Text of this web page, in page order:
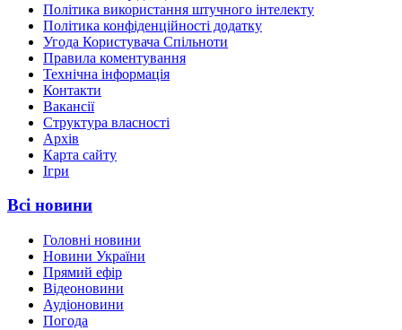
Політика використання штучного інтелекту
Політика конфіденційності додатку
Угода Користувача Спільноти
Правила коментування
Технічна інформація
Контакти
Вакансії
Структура власності
Архів
Карта сайту
Ігри
Всі новини
Головні новини
Новини України
Прямий ефір
Відеоновини
Аудіоновини
Погода